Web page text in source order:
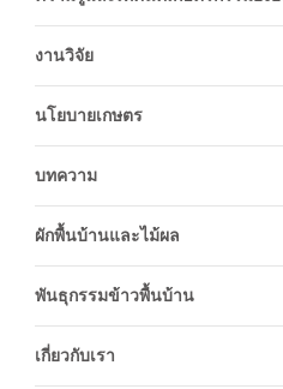
งานวิจัย
นโยบายเกษตร
บทความ
ผักพื้นบ้านและไม้ผล
พันธุกรรมข้าวพื้นบ้าน
เกี่ยวกับเรา